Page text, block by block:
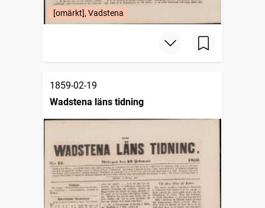
[omärkt], Vadstena
1859-02-19
Wadstena läns tidning